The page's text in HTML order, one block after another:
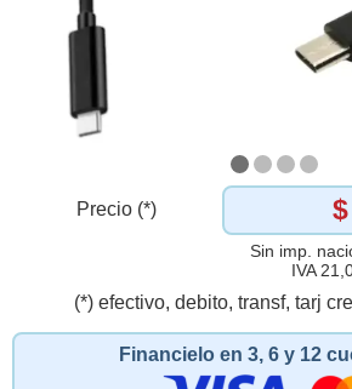
Precio (*)
Sin imp.
IVA
(*) efectivo, debito, transf, tarj
Financielo en 3, 6 y 12